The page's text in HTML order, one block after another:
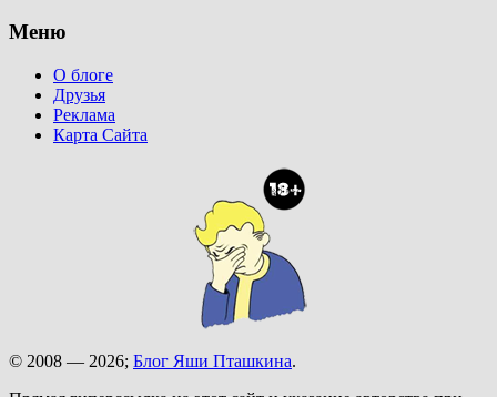
Меню
О блоге
Друзья
Реклама
Карта Сайта
© 2008 — 2026; Блог Яши Пташкина.